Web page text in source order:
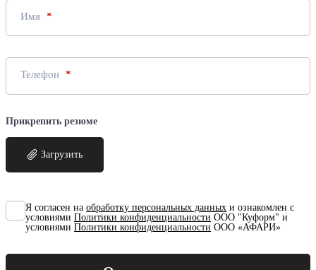
Имя
Телефон
Прикрепить резюме
Загрузить
Я согласен на обработку персональных данных и ознакомлен с
условиями Политики конфиденциальности ООО "Куформ" и
условиями Политики конфиденциальности ООО «АФАРИ»